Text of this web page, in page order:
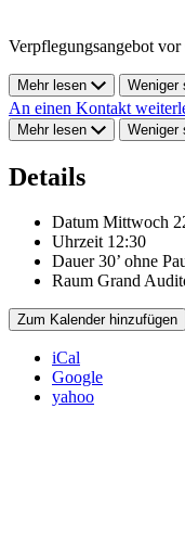
Verpflegungsangebot
Mehr lesen Weniger
An einen Kontakt
Mehr lesen Weniger
Details
Datum Mittwoch
Uhrzeit 12:30
Dauer 30’ ohne
Raum Grand
Zum Kalender hinzufügen
iCal
Google
yahoo